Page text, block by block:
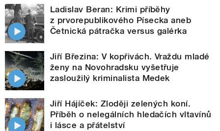
Ladislav Beran: Krimi příběhy
z prvorepublikového Písecka aneb
Četnická pátračka versus galérka
Jiří Březina: V kopřivách. Vraždu mladé
ženy na Novohradsku vyšetřuje
zasloužilý kriminalista Medek
Jiří Hájíček: Zloději zelených koní.
Příběh o nelegálních hledačích vltavínů
i lásce a přátelství